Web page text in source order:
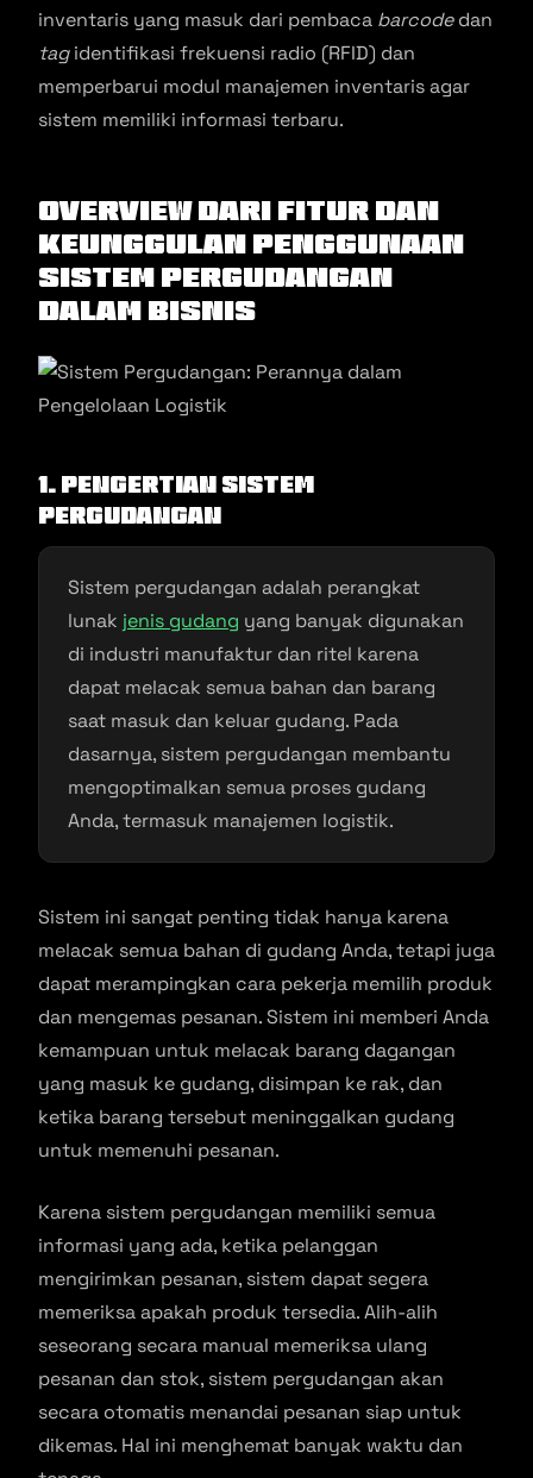
inventaris yang masuk dari pembaca barcodedan
tagidentifikasi frekuensi radio (RFID) dan
memperbarui modul manajemen inventaris agar
sistem memiliki informasi terbaru.
Overview dari Fitur dan
Keunggulan Penggunaan
Sistem Pergudangan
dalam Bisnis
1. Pengertian Sistem
Pergudangan
Sistem pergudangan adalah perangkat
lunak jenis gudang yang banyak digunakan
di industri manufaktur dan ritel karena
dapat melacak semua bahan dan barang
saat masuk dan keluar gudang. Pada
dasarnya, sistem pergudangan membantu
mengoptimalkan semua proses gudang
Anda, termasuk manajemen logistik.
Sistem ini sangat penting tidak hanya karena
melacak semua bahan di gudang Anda, tetapi juga
dapat merampingkan cara pekerja memilih produk
dan mengemas pesanan. Sistem ini memberi Anda
kemampuan untuk melacak barang dagangan
yang masuk ke gudang, disimpan ke rak, dan
ketika barang tersebut meninggalkan gudang
untuk memenuhi pesanan.
Karena sistem pergudangan memiliki semua
informasi yang ada, ketika pelanggan
mengirimkan pesanan, sistem dapat segera
memeriksa apakah produk tersedia. Alih-alih
seseorang secara manual memeriksa ulang
pesanan dan stok, sistem pergudangan akan
secara otomatis menandai pesanan siap untuk
dikemas. Hal ini menghemat banyak waktu dan